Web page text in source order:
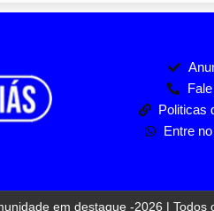
Politicas
Entre
em destaque -2026 |